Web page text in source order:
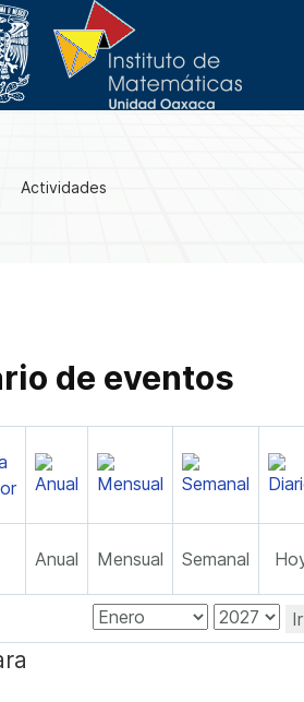
Actividades
de eventos
Anual Mensual Semanal